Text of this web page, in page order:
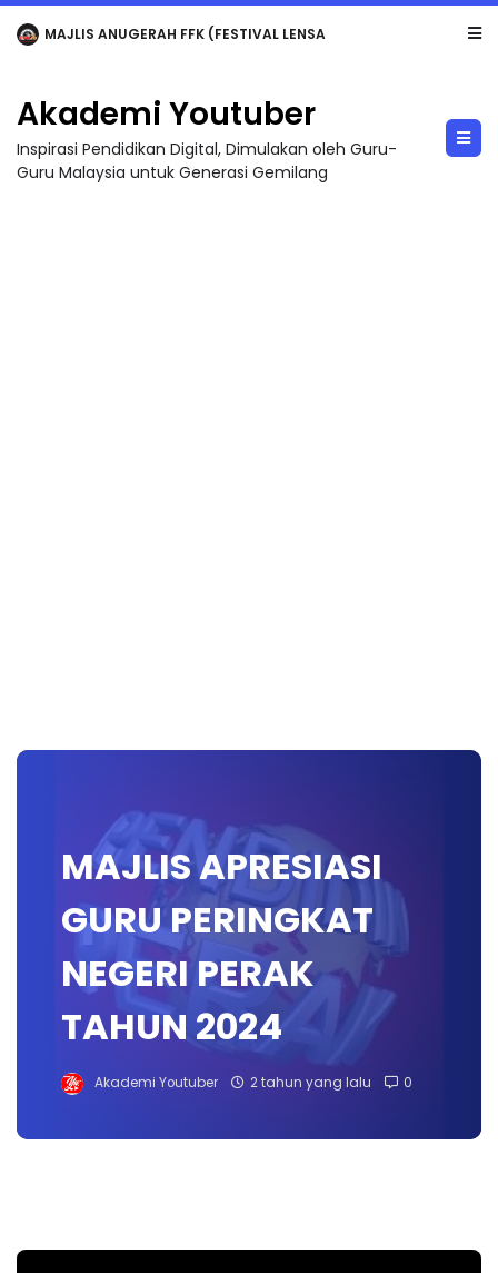
LIVE 🔴 [LIVE] MATEMATIK SR, WANG TAHUN 6 OLEH CIKGU ANITA #ALLINONE #141 #...
Akademi Youtuber
Inspirasi Pendidikan Digital, Dimulakan oleh Guru-
Guru Malaysia untuk Generasi Gemilang
MAJLIS APRESIASI
GURU PERINGKAT
NEGERI PERAK
TAHUN 2024
Akademi Youtuber 2 tahun yang lalu 0